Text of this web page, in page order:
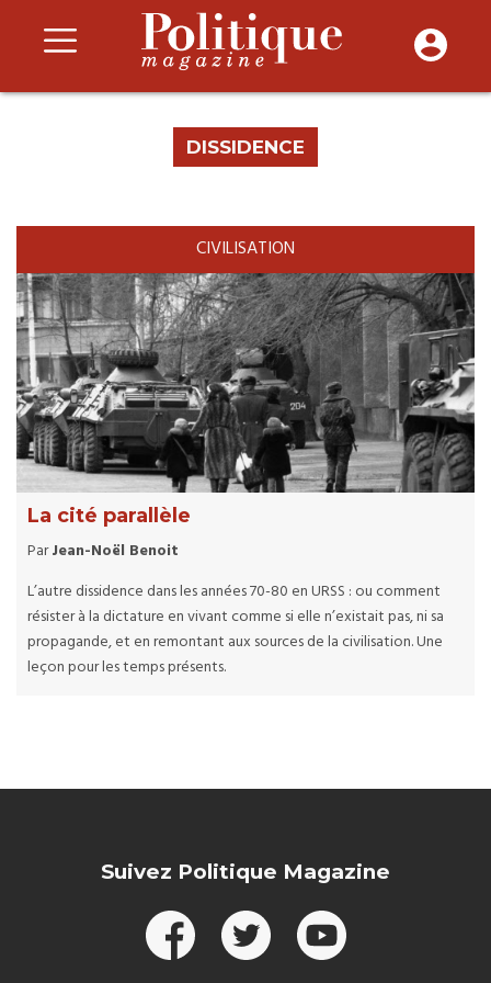
DISSIDENCE
CIVILISATION
La cité parallèle
ParJean-Noël Benoit
L’autre dissidence dans les années 70-80 en URSS : ou comment
résister à la dictature en vivant comme si elle n’existait pas, ni sa
propagande, et en remontant aux sources de la civilisation. Une
leçon pour les temps présents.
Suivez Politique Magazine